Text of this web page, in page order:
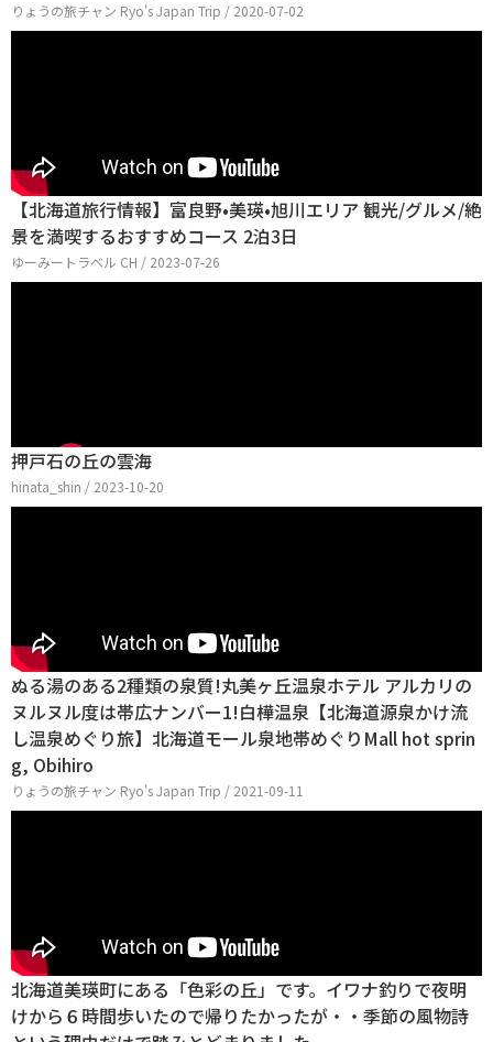
りょうの旅チャン Ryo's Japan Trip / 2020-07-02
【北海道旅行情報】富良野•美瑛•旭川エリア 観光/グルメ/絶
景を満喫するおすすめコース 2泊3日
ゆーみートラベル CH / 2023-07-26
押戸石の丘の雲海
hinata_shin / 2023-10-20
ぬる湯のある2種類の泉質!丸美ヶ丘温泉ホテル アルカリの
ヌルヌル度は帯広ナンバー1!白樺温泉【北海道源泉かけ流
し温泉めぐり旅】北海道モール泉地帯めぐりMall hot sprin
g, Obihiro
りょうの旅チャン Ryo's Japan Trip / 2021-09-11
北海道美瑛町にある「色彩の丘」です。イワナ釣りで夜明
けから６時間歩いたので帰りたかったが・・季節の風物詩